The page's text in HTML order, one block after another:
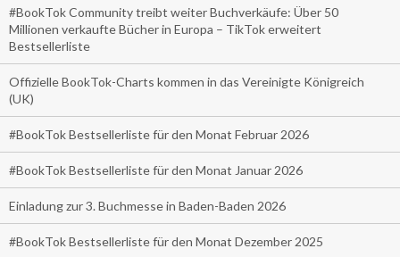
#BookTok Community treibt weiter Buchverkäufe: Über 50
Millionen verkaufte Bücher in Europa – TikTok erweitert
Bestsellerliste
Offizielle BookTok-Charts kommen in das Vereinigte Königreich
(UK)
#BookTok Bestsellerliste für den Monat Februar 2026
#BookTok Bestsellerliste für den Monat Januar 2026
Einladung zur 3. Buchmesse in Baden-Baden 2026
#BookTok Bestsellerliste für den Monat Dezember 2025